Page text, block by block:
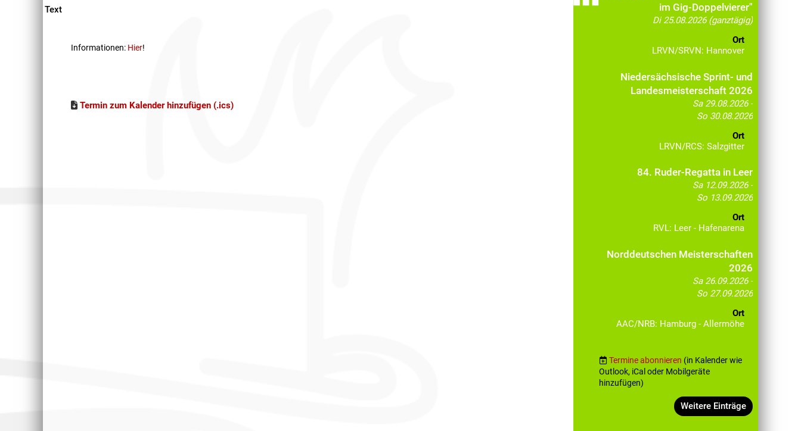
Text
Informationen: Hier!
Termin zum Kalender hinzufügen (.ics)
im Gig-Doppelvierer"
Di 25.08.2026 (ganztägig)
Ort
LRVN/SRVN: Hannover
Niedersächsische Sprint- und
Landesmeisterschaft 2026
Sa 29.08.2026 -
So 30.08.2026
Ort
LRVN/RCS: Salzgitter
84. Ruder-Regatta in Leer
Sa 12.09.2026 -
So 13.09.2026
Ort
RVL: Leer - Hafenarena
Norddeutschen Meisterschaften
2026
Sa 26.09.2026 -
So 27.09.2026
Ort
AAC/NRB: Hamburg - Allermöhe
Termine abonnieren (in Kalender wie
Outlook, iCal oder Mobilgeräte
hinzufügen)
Weitere Einträge